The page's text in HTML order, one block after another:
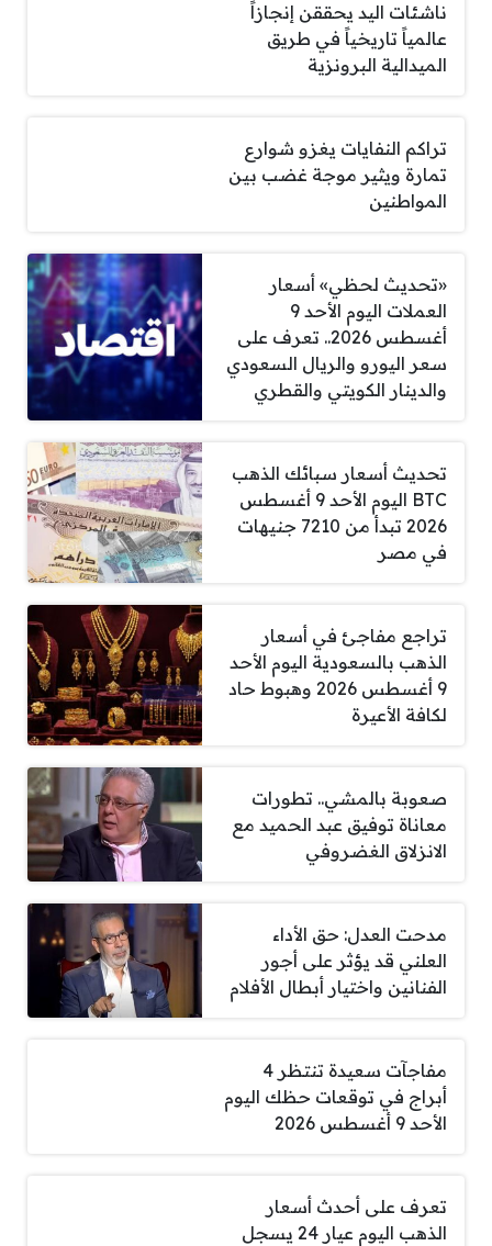
ناشئات اليد يحققن إنجازاً
عالمياً تاريخياً في طريق
الميدالية البرونزية
تراكم النفايات يغزو شوارع
تمارة ويثير موجة غضب بين
المواطنين
«تحديث لحظي» أسعار
العملات اليوم الأحد 9
أغسطس 2026.. تعرف على
سعر اليورو والريال السعودي
والدينار الكويتي والقطري
تحديث أسعار سبائك الذهب
BTC اليوم الأحد 9 أغسطس
2026 تبدأ من 7210 جنيهات
في مصر
تراجع مفاجئ في أسعار
الذهب بالسعودية اليوم الأحد
9 أغسطس 2026 وهبوط حاد
لكافة الأعيرة
صعوبة بالمشي.. تطورات
معاناة توفيق عبد الحميد مع
الانزلاق الغضروفي
مدحت العدل: حق الأداء
العلني قد يؤثر على أجور
الفنانين واختيار أبطال الأفلام
مفاجآت سعيدة تنتظر 4
أبراج في توقعات حظك اليوم
الأحد 9 أغسطس 2026
تعرف على أحدث أسعار
الذهب اليوم عيار 24 يسجل